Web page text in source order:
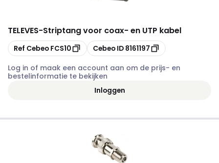
TELEVES-Striptang voor coax- en UTP kabel
Kopiëren
Ref Cebeo FCS10 Kopiëren
Cebeo ID 8161197
Log in of maak een account aan om de prijs- en
bestelinformatie te bekijken
Inloggen